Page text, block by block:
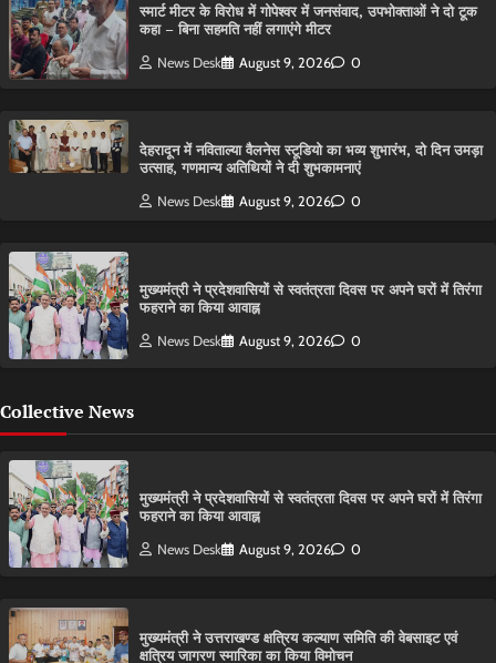
स्मार्ट मीटर के विरोध में गोपेश्वर में जनसंवाद, उपभोक्ताओं ने दो टूक
कहा – बिना सहमति नहीं लगाएंगे मीटर
News Desk August 9, 2026 0
देहरादून में नविताल्या वैलनेस स्टूडियो का भव्य शुभारंभ, दो दिन उमड़ा
उत्साह, गणमान्य अतिथियों ने दी शुभकामनाएं
News Desk August 9, 2026 0
मुख्यमंत्री ने प्रदेशवासियों से स्वतंत्रता दिवस पर अपने घरों में तिरंगा
फहराने का किया आवाह्न
News Desk August 9, 2026 0
Collective News
मुख्यमंत्री ने प्रदेशवासियों से स्वतंत्रता दिवस पर अपने घरों में तिरंगा
फहराने का किया आवाह्न
News Desk August 9, 2026 0
मुख्यमंत्री ने उत्तराखण्ड क्षत्रिय कल्याण समिति की वेबसाइट एवं
क्षत्रिय जागरण स्मारिका का किया विमोचन